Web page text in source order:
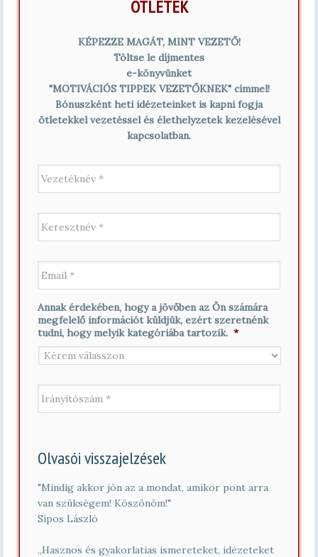
ÖTLETEK
KÉPEZZE MAGÁT, MINT VEZETŐ!
Töltse le díjmentes
e-könyvünket
"MOTIVÁCIÓS TIPPEK VEZETŐKNEK" címmel!
Bónuszként heti idézeteinket is kapni fogja
ötletekkel vezetéssel és élethelyzetek kezelésével
kapcsolatban.
V
e
t
é
k
é
v
*
K
e
s
z
t
n
é
v
*
E
m
l
*
Annak érdekében, hogy a jövőben az Ön számára
megfelelő információt küldjük, ezért szeretnénk
tudni, hogy melyik kategóriába tartozik. *
I
r
t
s
á
m
Olvasói visszajelzések
"Mindig akkor jön az a mondat, amikor pont arra
van szükségem! Köszönöm!"
Sípos László
„Hasznos és gyakorlatias ismereteket, idézeteket